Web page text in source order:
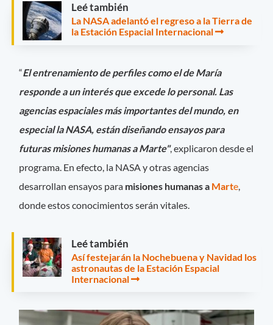
Leé también
La NASA adelantó el regreso a la Tierra de
la Estación Espacial Internacional
“El entrenamiento de perfiles como el de María
responde a un interés que excede lo personal. Las
agencias espaciales más importantes del mundo, en
especial la NASA, están diseñando ensayos para
futuras misiones humanas a Marte", explicaron desde el
programa. En efecto, la NASA y otras agencias
desarrollan ensayos para misiones humanas a Marte,
donde estos conocimientos serán vitales.
Leé también
Así festejarán la Nochebuena y Navidad los
astronautas de la Estación Espacial
Internacional